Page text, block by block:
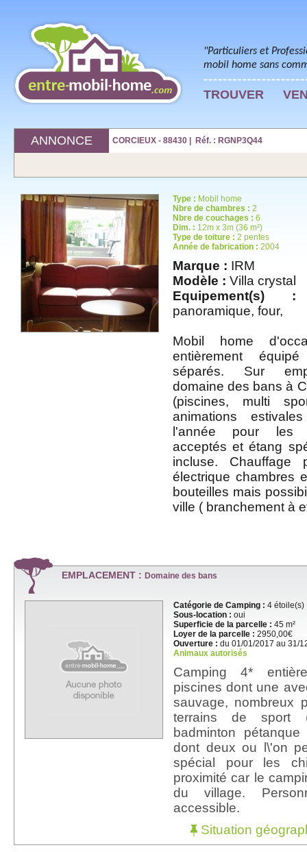
"Particuliers et
mobil home sans
TROUVER
ANNONCE CORCIEUX - 88430 | Réf. : RGNP3Q44
Type : Mobil home
Nbre de chambres : 2
Nbre de couchages : 6
Dim. : 12m x 3m (36 m²)
Type de toiture : 2 pentes
Année de fabrication : 2004
Marque : IRM
Modèle : Villa crystal
Equipement(s) :
panoramique, four,
Mobil home
entièrement
séparés. Sur
domaine des bans à
(piscines, multi
animations
l'année pour les
acceptés et étang
incluse.
électrique chambres
bouteilles mais
ville ( branchement à
EMPLACEMENT : Domaine des bans
Catégorie de Camping : 4 étoile(s)
Sous-location : oui
Superficie de la parcelle : 45 m²
Loyer de la parcelle : 2950,00€
Ouverture : du 01/01/2017 au 31/
Animaux autorisés
Camping 4*
piscines dont une
sauvage, nombreux
terrains de sport
badminton
dont deux ou l\'on
spécial pour les
proximité car le
du village.
accessible.
Situation